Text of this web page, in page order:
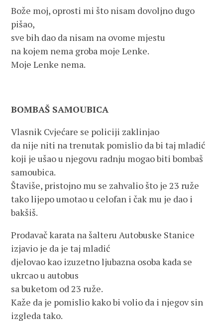
Bože moj, oprosti mi što nisam dovoljno dugo
pišao,
sve bih dao da nisam na ovome mjestu
na kojem nema groba moje Lenke.
Moje Lenke nema.
BOMBAŠ SAMOUBICA
Vlasnik Cvjećare se policiji zaklinjao
da nije niti na trenutak pomislio da bi taj mladić
koji je ušao u njegovu radnju mogao biti bombaš
samoubica.
Štaviše, pristojno mu se zahvalio što je 23 ruže
tako lijepo umotao u celofan i čak mu je dao i
bakšiš.
Prodavač karata na šalteru Autobuske Stanice
izjavio je da je taj mladić
djelovao kao izuzetno ljubazna osoba kada se
ukrcao u autobus
sa buketom od 23 ruže.
Kaže da je pomislio kako bi volio da i njegov sin
izgleda tako.